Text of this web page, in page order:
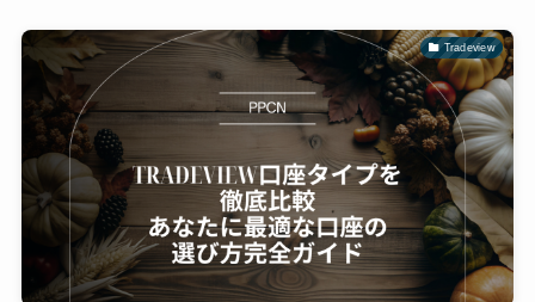
Tradeview